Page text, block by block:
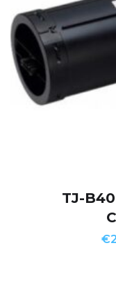
TJ-
€